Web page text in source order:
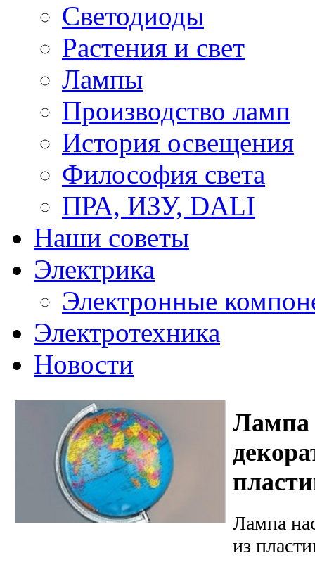
Светодиоды
Растения и свет
Лампы
Производство ламп
История освещения
Философия света
ПРА, ИЗУ, DALI
Наши советы
Электрика
Электронные
Электротехника
Новости
Лампа
Лампа
из